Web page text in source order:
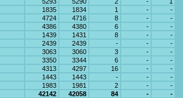
1835 1834 1 -
-
4724 4716 8 -
-
4386 4380 6 -
-
1439 1431 8 -
-
2439 2439 - -
-
3063 3060 3 -
-
3350 3344 6 -
-
4313 4297 16 -
-
1443 1443 - -
-
1983 1981 2 -
-
42142 42058 84 -
-